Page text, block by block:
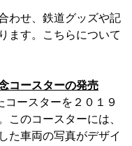
わせ、鉄道グッズや記
ます。こちらについて
コースターの発売
ースターを２０１９
このコースターには、
た車両の写真がデザイ